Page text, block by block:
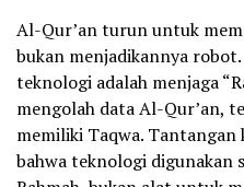
Al-Qur’an turun untuk
bukan menjadikannya
teknologi adalah menjaga
mengolah data Al-Qur’an,
memiliki Taqwa. Tantangan
bahwa teknologi digunakan